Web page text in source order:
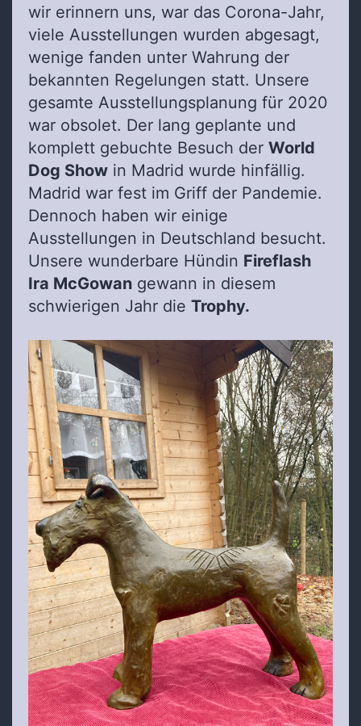
wir erinnern uns, war das Corona-Jahr,
viele Ausstellungen wurden abgesagt,
wenige fanden unter Wahrung der
bekannten Regelungen statt. Unsere
gesamte Ausstellungsplanung für 2020
war obsolet. Der lang geplante und
komplett gebuchte Besuch der World
Dog Show in Madrid wurde hinfällig.
Madrid war fest im Griff der Pandemie.
Dennoch haben wir einige
Ausstellungen in Deutschland besucht.
Unsere wunderbare Hündin Fireflash
Ira McGowan gewann in diesem
schwierigen Jahr die Trophy.